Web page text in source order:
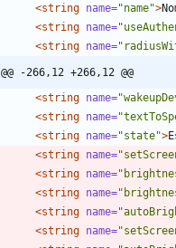
<string name="name">
<string name=
<string name=
@@ -266,12 +266,12 @@
<string name=
<string name=
<string name="state">
<string name=
<string name=
<string name=
<string name=
<string name=